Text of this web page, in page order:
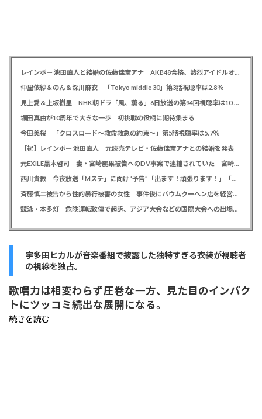
レインボー 池田直人と結婚の佐藤佳奈アナ AKB48合格、熱烈アイドルオタク「さかなちゃん」として人気に、7月末に読売テレビ退社
仲里依紗＆のん＆深川麻衣 「Tokyo middle 30」第3話視聴率は2.8％
見上愛＆上坂樹里 NHK朝ドラ「風、薫る」6日放送の第94回視聴率は10.4％
堀田真由が10周年で大きな一歩 初挑戦の役柄に期待集まる
今田美桜 「クロスロード～救命救急の約束～」第5話視聴率は5.7％
【祝】レインボー 池田直人 元読売テレビ・佐藤佳奈アナとの結婚を発表
元EXILE黒木啓司 妻・宮崎麗果被告へのDV事案で逮捕されていた 宮崎は全身打撲、頭部裂傷及び打撲、頸部損傷の怪我
西川貴教 今夜放送「Mステ」に向け“予告”「出ます！頑張ります！」「恐らくアレも着ます！」
斉藤慎二被告から性的暴行被害の女性 事件後にバウムクーヘン店を経営やTikTokでライブ配信する姿に「言葉にできない悔しさと怒り」
競泳・本多灯 危険運転致傷で起訴、アジア大会などの国際大会への出場を辞退
宇多田ヒカルが音楽番組で披露した独特すぎる衣装が視聴者
の視線を独占。
歌唱力は相変わらず圧巻な一方、見た目のインパク
トにツッコミ続出な展開になる。
続きを読む